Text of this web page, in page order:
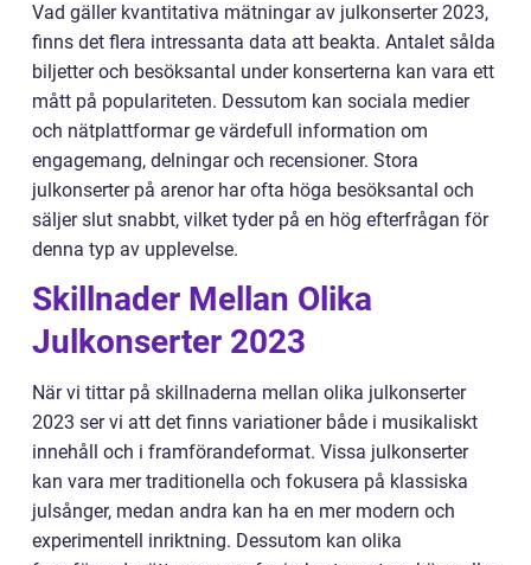
Vad gäller kvantitativa mätningar av julkonserter 2023,
finns det flera intressanta data att beakta. Antalet sålda
biljetter och besöksantal under konserterna kan vara ett
mått på populariteten. Dessutom kan sociala medier
och nätplattformar ge värdefull information om
engagemang, delningar och recensioner. Stora
julkonserter på arenor har ofta höga besöksantal och
säljer slut snabbt, vilket tyder på en hög efterfrågan för
denna typ av upplevelse.
Skillnader Mellan Olika
Julkonserter 2023
När vi tittar på skillnaderna mellan olika julkonserter
2023 ser vi att det finns variationer både i musikaliskt
innehåll och i framförandeformat. Vissa julkonserter
kan vara mer traditionella och fokusera på klassiska
julsånger, medan andra kan ha en mer modern och
experimentell inriktning. Dessutom kan olika